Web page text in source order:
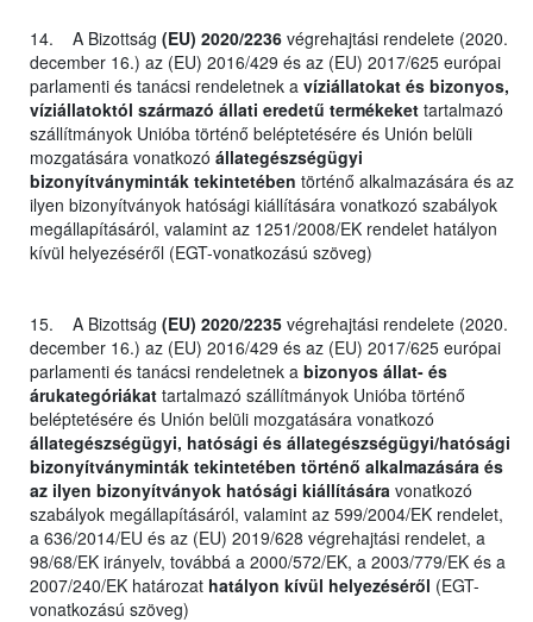
14. A Bizottság (EU) 2020/2236 végrehajtási rendelete (2020.
december 16.) az (EU) 2016/429 és az (EU) 2017/625 európai
parlamenti és tanácsi rendeletnek a víziállatokat és bizonyos,
víziállatoktól származó állati eredetű termékeket tartalmazó
szállítmányok Unióba történő beléptetésére és Unión belüli
mozgatására vonatkozó állategészségügyi
bizonyítványminták tekintetében történő alkalmazására és az
ilyen bizonyítványok hatósági kiállítására vonatkozó szabályok
megállapításáról, valamint az 1251/2008/EK rendelet hatályon
kívül helyezéséről (EGT-vonatkozású szöveg)
15. A Bizottság (EU) 2020/2235 végrehajtási rendelete (2020.
december 16.) az (EU) 2016/429 és az (EU) 2017/625 európai
parlamenti és tanácsi rendeletnek a bizonyos állat- és
árukategóriákat tartalmazó szállítmányok Unióba történő
beléptetésére és Unión belüli mozgatására vonatkozó
állategészségügyi, hatósági és állategészségügyi/hatósági
bizonyítványminták tekintetében történő alkalmazására és
az ilyen bizonyítványok hatósági kiállítására vonatkozó
szabályok megállapításáról, valamint az 599/2004/EK rendelet,
a 636/2014/EU és az (EU) 2019/628 végrehajtási rendelet, a
98/68/EK irányelv, továbbá a 2000/572/EK, a 2003/779/EK és a
2007/240/EK határozat hatályon kívül helyezéséről (EGT-
vonatkozású szöveg)